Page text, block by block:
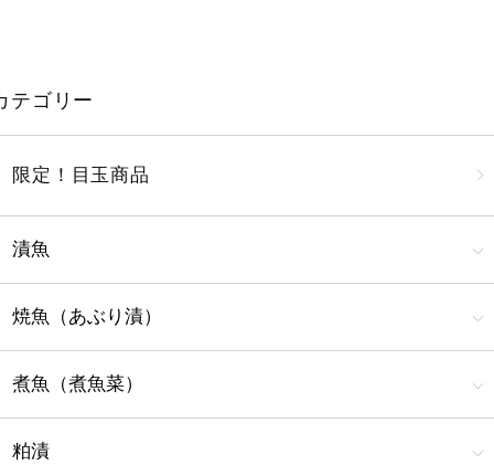
テゴリー
限定！目玉商品
漬魚
焼魚（あぶり漬）
煮魚（煮魚菜）
粕漬